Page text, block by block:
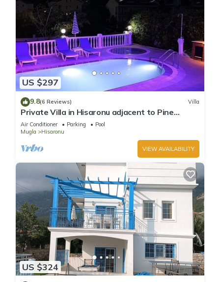
US $297
9.8(6 Reviews) Villa
Private Villa in Hisaronu adjacent to Pine
Forest with Private Pool & Baby Pool
Air Conditioner Parking
Pool
Mugla
Hisaronu
VIEW AVAILABILITY
US $324